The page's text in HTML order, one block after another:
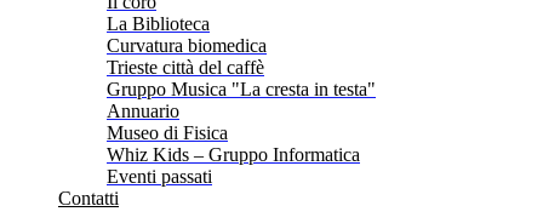
La Biblioteca
Curvatura biomedica
Trieste città del caffè
Gruppo Musica "La cresta in testa"
Annuario
Museo di Fisica
Whiz Kids – Gruppo Informatica
Eventi passati
Contatti